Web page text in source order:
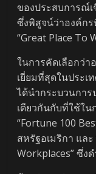
ของประสบการณ์
ซึ่งพิสูจน์ว่าองค์ก
“Great Place To
ในการคัดเลือกว่
เยี่ยมที่สุดในประเ
ได้นำกระบวนการ
เดียวกันกับที่ใช้ใ
“Fortune 100
สหรัฐอเมริกา และ
Workplaces” ซึ่ง